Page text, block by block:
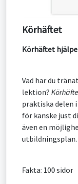
Körhäftet
Körhäftet
Vad har du
lektion?
praktiska delen
för kanske just
även en
utbildningsplan.
Fakta: 100 sidor